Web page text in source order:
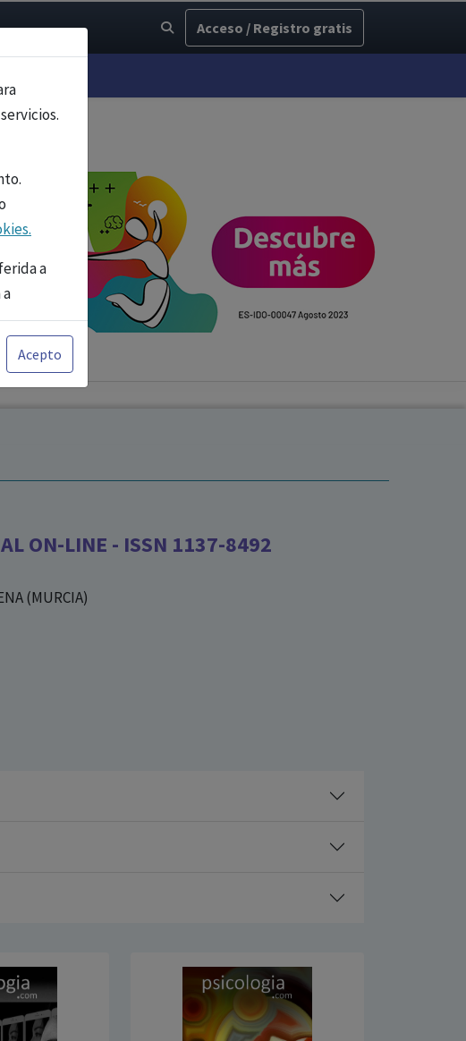
Acceso / Registro gratis
a
facilita
de
Acepto
ON-LINE - ISSN 1137-8492
(MURCIA)